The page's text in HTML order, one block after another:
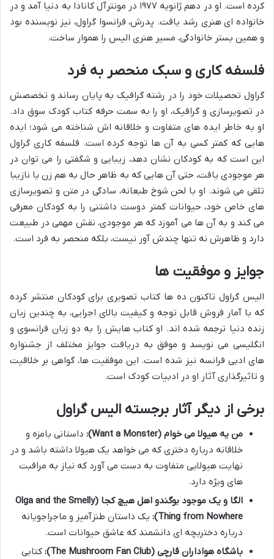
کرده است. او در دهم ژانویه ۱۹۷۷ در مونترآل کانادا به دنیا آمد و در
خانواده ای هنری رشد یافت. پدرش، فرانسوا گراول، نیز نویسنده بود
و همین بستر خانوادگی، مسیر هنری الیس را هموار ساخت.
فلسفه کاری و سبک منحصر به فرد
گراول تحصیلات خود را در رشته گرافیک به پایان رساند و تخصصش
در تصویرسازی و گرافیک، او را به سمت حرفه کتاب کودک سوق داد.
او به خاطر ایده های متفاوت و خلاقانه اش شناخته می شود؛ ایده
هایی که کمتر کسی به آن ها توجه کرده است. فلسفه کاری گراول
این است که به کودکان نشان دهد، زیبایی و شگفتی را می توان در
هر موجودی یافت، حتی آن هایی که به ظاهر حال به هم زن یا نازیبا
تلقی می شوند. او با لحن شوخ طبعانه، سادگی در متن و تصویرسازی
های خاص خود، حیوانات کمتر دوست داشتنی را به کودکان معرفی
می کند و به آن ها می آموزد که هر موجودی، نقش مهمی در طبیعت
دارد و ظاهرش نه تنها چندش آور نیست، بلکه منحصر به فرد است.
جوایز و موفقیت ها
الیس گراول تاکنون ده ها کتاب تصویری برای کودکان منتشر کرده
که با آمار فروش قابل توجه و کیفیت بالای اجرایی، به چندین زبان
زنده دنیا ترجمه شده اند. او کتاب هایش را به دو زبان فرانسوی و
انگلیسی می نویسد و موفق به دریافت جوایز مختلف از جشنواره
های ادبی فرانسه نیز شده است. این موفقیت ها، گواهی بر خلاقیت
و تاثیرگذاری آثار او در ادبیات کودک است.
برخی از دیگر آثار برجسته الیس گراول
من یه هیولا می خوام (Want a Monster):
داستانی بامزه و
خلاقانه درباره دختری که می خواهد یک هیولا داشته باشد و در
نهایت هیولایی متفاوت به دست می آورد که نیاز به مراقبت
های ویژه دارد.
الگا و یک موجود بوگندو اهل هیچ کجا (Olga and the Smelly
Thing from Nowhere):
یک داستان طنزآمیز و ماجراجویانه
درباره دختربچه ای دانشمند که عاشق حیوانات است.
باشگاه هواداران قارچی (The Mushroom Fan Club):
کتابی